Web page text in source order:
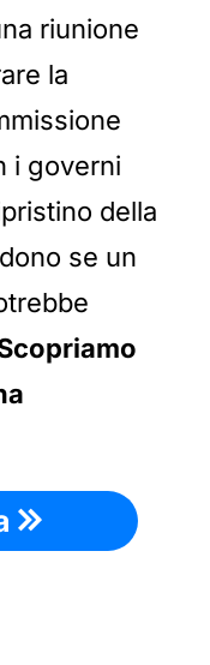
riunione
la
i governi
della
se un